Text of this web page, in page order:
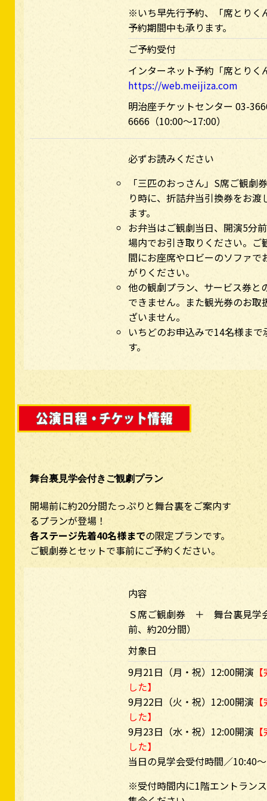
※いち早先行予約、「席とりく
予約期間中も承ります。
ご予約受付
インターネット予約「席とりく
https://web.meijiza.com
明治座チケットセンター 03-
6666（10:00～17:00）
必ずお読みください
「三匹のおっさん」S席ご観劇
り時に、折詰弁当引換券をお渡
ます。
お弁当はご観劇当日、開演5分
場内でお引き取りください。ご
間にお座席やロビーのソファで
がりください。
他の観劇プラン、サービス券と
できません。また観光券のお取
ざいません。
いちどのお申込みで14名様まで
す。
舞台裏見学会付きご観劇プラン
開場前に約20分間たっぷりと舞台裏をご案内す
るプランが登場！
各ステージ先着40名様までの限定プランです。
ご観劇券とセットで事前にご予約ください。
内容
Ｓ席ご観劇券 ＋ 舞台裏見学
前、約20分間）
対象日
9月21日（月・祝）12:00開演
した】
9月22日（火・祝）12:00開演
した】
9月23日（水・祝）12:00開演
した】
当日の見学会受付時間／10:40
※受付時間内に1階エントラン